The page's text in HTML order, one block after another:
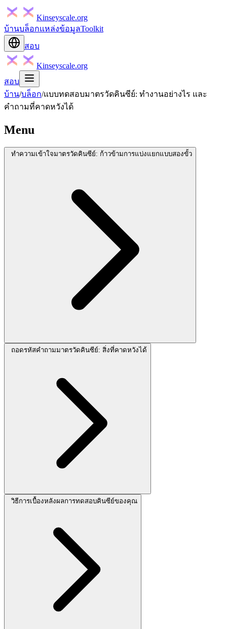
Kinseyscale.org
บ้านบล็อกแหล่งข้อมูลToolkit
สอบ
Kinseyscale.org
สอบ
บ้าน/บล็อก/แบบทดสอบมาตรวัดคินซีย์: ทำงานอย่างไร และ
คำถามที่คาดหวังได้
Menu
ทำความเข้าใจมาตรวัดคินซีย์: ก้าวข้ามการแบ่งแยกแบบสองขั้ว
ถอดรหัสคำถามมาตรวัดคินซีย์: สิ่งที่คาดหวังได้
วิธีการเบื้องหลังผลการทดสอบคินซีย์ของคุณ